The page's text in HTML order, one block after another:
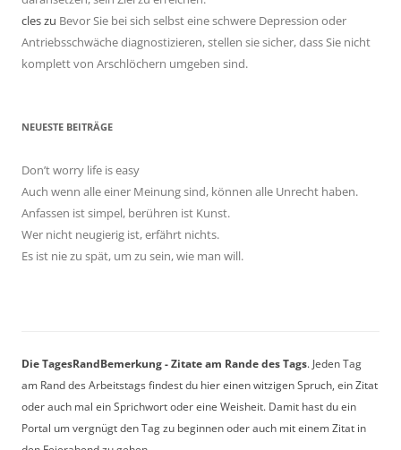
cleszu Bevor Sie bei sich selbst eine schwere Depression oder
Antriebsschwäche diagnostizieren, stellen sie sicher, dass Sie nicht
komplett von Arschlöchern umgeben sind.
NEUESTE BEITRÄGE
Don’t worry life is easy
Auch wenn alle einer Meinung sind, können alle Unrecht haben.
Anfassen ist simpel, berühren ist Kunst.
Wer nicht neugierig ist, erfährt nichts.
Es ist nie zu spät, um zu sein, wie man will.
Die TagesRandBemerkung - Zitate am Rande des Tags. Jeden Tag
am Rand des Arbeitstags findest du hier einen witzigen Spruch, ein Zitat
oder auch mal ein Sprichwort oder eine Weisheit. Damit hast du ein
Portal um vergnügt den Tag zu beginnen oder auch mit einem Zitat in